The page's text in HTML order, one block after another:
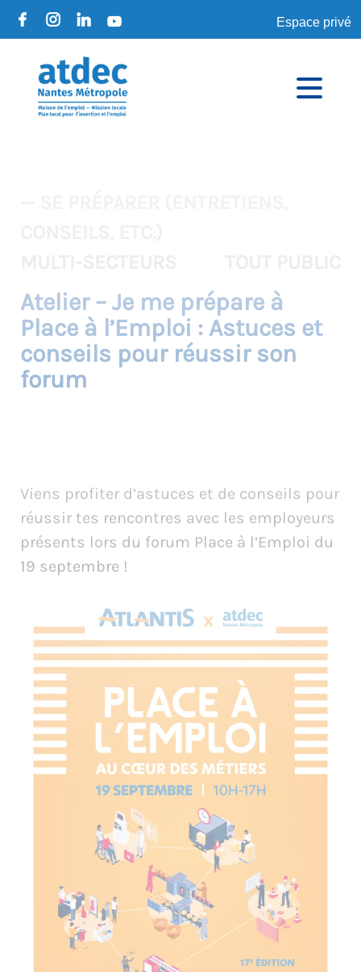
Espace privé
Atelier – Je me prépare à
Place à l’Emploi : Astuces et
conseils pour réussir son
forum
Viens profiter d’astuces et de conseils pour
réussir tes rencontres avec les employeurs
présents lors du forum Place à l’Emploi du
19 septembre !